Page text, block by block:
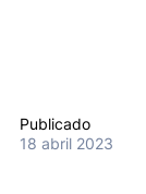
Publicado
18 abril 2023